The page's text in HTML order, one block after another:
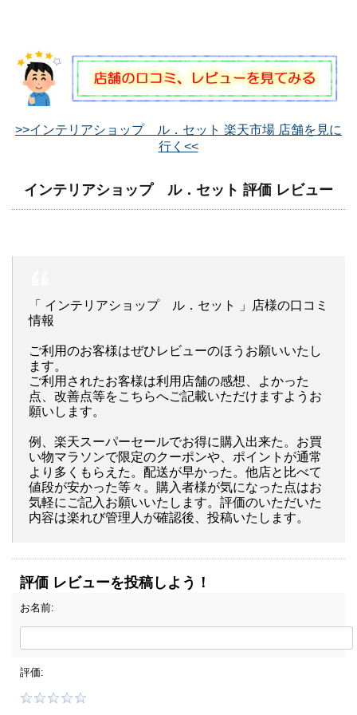
>>インテリアショップ ル．セット 楽天市場 店舗を見に
行く<<
インテリアショップ ル．セット 評価 レビュー
「 インテリアショップ ル．セット 」店様の口コミ
情報
ご利用のお客様はぜひレビューのほうお願いいたし
ます。
ご利用されたお客様は利用店舗の感想、よかった
点、改善点等をこちらへご記載いただけますようお
願いします。
例、楽天スーパーセールでお得に購入出来た。お買
い物マラソンで限定のクーポンや、ポイントが通常
より多くもらえた。配送が早かった。他店と比べて
値段が安かった等々。購入者様が気になった点はお
気軽にご記入お願いいたします。評価のいただいた
内容は楽れび管理人が確認後、投稿いたします。
評価 レビューを投稿しよう！
お名前:
評価: